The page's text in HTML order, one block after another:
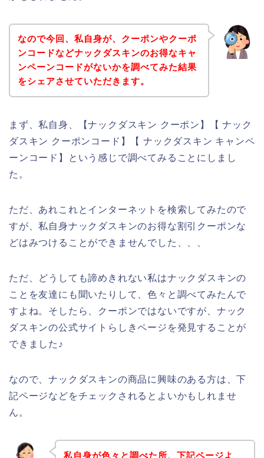
なので今回、私自身が、クーポンやクーポ
ンコードなどナックダスキンのお得なキャ
ンペーンコードがないかを調べてみた結果
をシェアさせていただきます。
まず、私自身、【ナックダスキン クーポン】【 ナック
ダスキン クーポンコード】【 ナックダスキン キャンペ
ーンコード】という感じで調べてみることにしまし
た。
ただ、あれこれとインターネットを検索してみたので
すが、私自身ナックダスキンのお得な割引クーポンな
どはみつけることができませんでした、、、
ただ、どうしても諦めきれない私はナックダスキンの
ことを友達にも聞いたりして、色々と調べてみたんで
すよね。そしたら、クーポンではないですが、ナック
ダスキンの公式サイトらしきページを発見することが
できました♪
なので、ナックダスキンの商品に興味のある方は、下
記ページなどをチェックされるとよいかもしれませ
ん。
私自身が色々と調べた所、下記ページよ